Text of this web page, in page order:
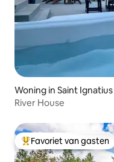
Woning in Saint Ignatius
River House
Topfavoriet van gasten
Favoriet van gasten